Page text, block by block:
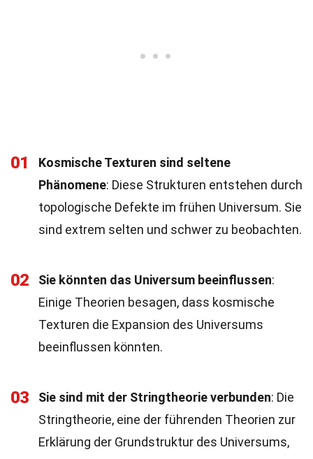
01
Kosmische Texturen sind seltene
Phänomene: Diese Strukturen entstehen durch
topologische Defekte im frühen Universum. Sie
sind extrem selten und schwer zu beobachten.
02 Sie könnten das Universum beeinflussen:
Einige Theorien besagen, dass kosmische
Texturen die Expansion des Universums
beeinflussen könnten.
03 Sie sind mit der Stringtheorie verbunden: Die
Stringtheorie, eine der führenden Theorien zur
Erklärung der Grundstruktur des Universums,